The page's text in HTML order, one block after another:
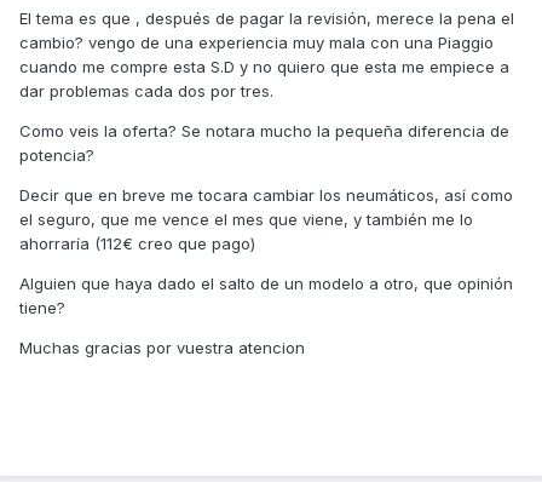
El tema es que , después de pagar la revisión, merece la pena el
cambio? vengo de una experiencia muy mala con una Piaggio
cuando me compre esta S.D y no quiero que esta me empiece a
dar problemas cada dos por tres.
Como veis la oferta? Se notara mucho la pequeña diferencia de
potencia?
Decir que en breve me tocara cambiar los neumáticos, así como
el seguro, que me vence el mes que viene, y también me lo
ahorraría (112€ creo que pago)
Alguien que haya dado el salto de un modelo a otro, que opinión
tiene?
Muchas gracias por vuestra atencion